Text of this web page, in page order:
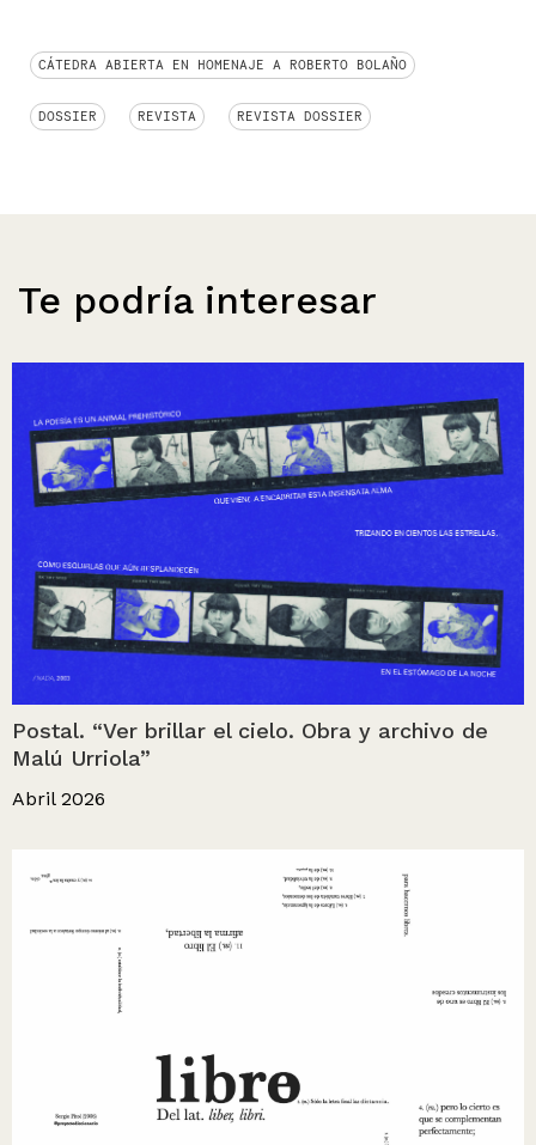
CÁTEDRA ABIERTA EN HOMENAJE A ROBERTO BOLAÑO
DOSSIER REVISTA REVISTA DOSSIER
Te podría interesar
Postal. “Ver brillar el cielo. Obra y archivo de
Malú Urriola”
Abril 2026